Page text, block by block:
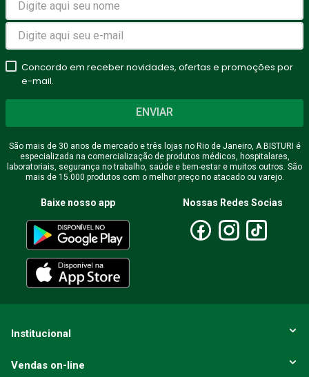
Avalie o produto de 1 a 5
estrelas
★★★★★
Seu nome
Endereço de email
Escreva uma avaliação
ENVIAR AVALIAÇÃO
Concordo em receber novidades, ofertas e promoções por
e-mail.
ENVIAR
São mais de 30 anos de mercado e três lojas no Rio de Janeiro, A BISTURI é
especializada na comercialização de produtos médicos, hospitalares,
laboratoriais, segurança no trabalho, saúde e bem-estar e muitos outros. São
mais de 15.000 produtos com o melhor preço no atacado ou varejo.
Baixe nosso app Nossas Redes Socias
Institucional
Vendas on-line